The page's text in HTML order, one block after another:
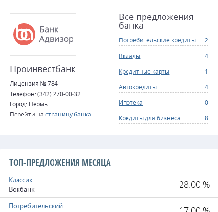
Проинвестбанк
Лицензия № 784
Телефон: (342) 270-00-32
Город: Пермь
Перейти на страницу банка
Все предложения
банка
Потребительские кредиты
2
Вклады
4
Кредитные карты
1
Автокредиты
4
Ипотека
0
Кредиты для бизнеса
8
ТОП-ПРЕДЛОЖЕНИЯ МЕСЯЦА
Классик
Вокбанк
28.00 %
Потребительский